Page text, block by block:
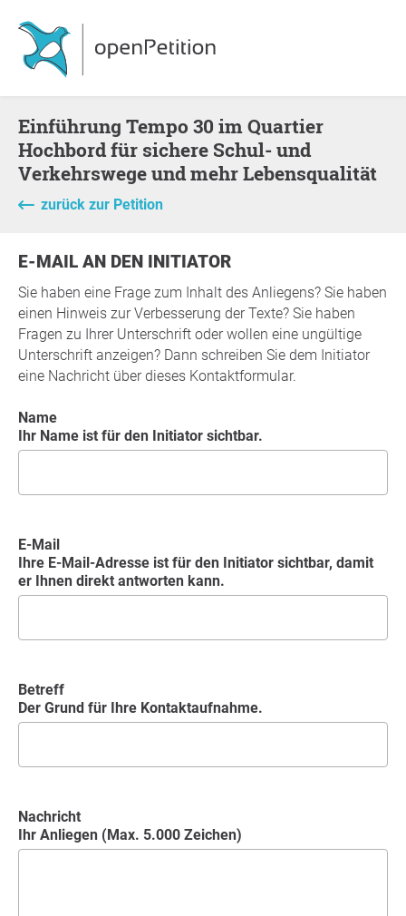
Einführung Tempo 30 im Quartier
Hochbord für sichere Schul- und
Verkehrswege und mehr Lebensqualität
zurück zur Petition
E-MAIL AN DEN INITIATOR
Sie haben eine Frage zum Inhalt des Anliegens? Sie haben
einen Hinweis zur Verbesserung der Texte? Sie haben
Fragen zu Ihrer Unterschrift oder wollen eine ungültige
Unterschrift anzeigen? Dann schreiben Sie dem Initiator
eine Nachricht über dieses Kontaktformular.
Name
Ihr Name ist für den Initiator sichtbar.
E-Mail
Ihre E-Mail-Adresse ist für den Initiator sichtbar, damit
er Ihnen direkt antworten kann.
Betreff
Der Grund für Ihre Kontaktaufnahme.
Nachricht
Ihr Anliegen (Max. 5.000 Zeichen)